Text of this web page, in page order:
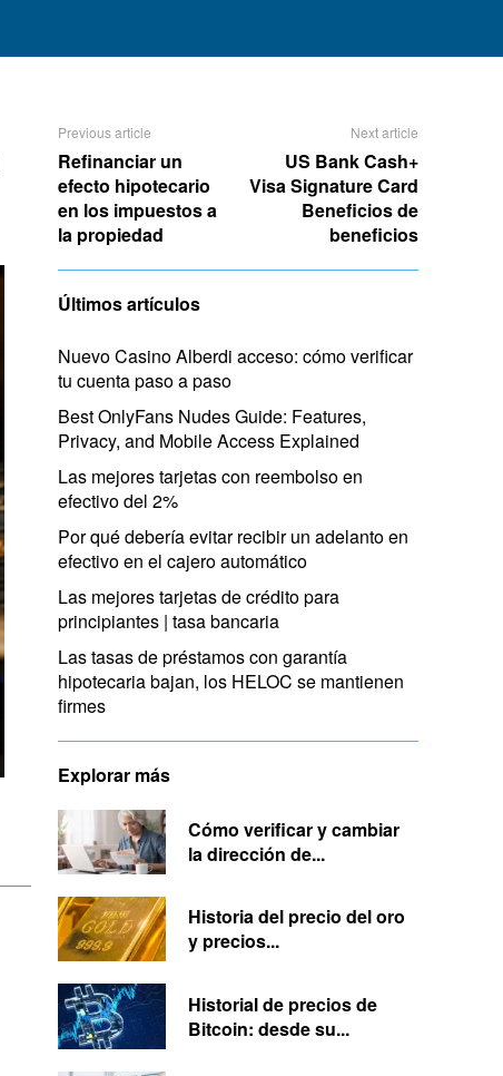
Previous article
Refinanciar un
efecto hipotecario
en los impuestos a
la propiedad
Next article
US Bank Cash+
Visa Signature Card
Beneficios de
beneficios
Últimos artículos
Nuevo Casino Alberdi acceso: cómo verificar
tu cuenta paso a paso
Best OnlyFans Nudes Guide: Features,
Privacy, and Mobile Access Explained
Las mejores tarjetas con reembolso en
efectivo del 2%
Por qué debería evitar recibir un adelanto en
efectivo en el cajero automático
Las mejores tarjetas de crédito para
principiantes | tasa bancaria
Las tasas de préstamos con garantía
hipotecaria bajan, los HELOC se mantienen
firmes
Explorar más
Cómo verificar y cambiar
la dirección de...
Historia del precio del oro
y precios...
Historial de precios de
Bitcoin: desde su...